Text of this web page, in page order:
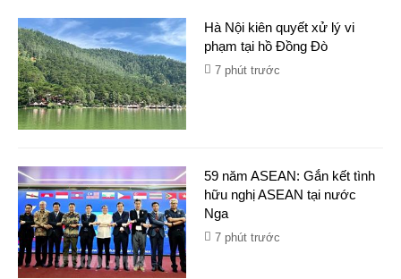
Hà Nội kiên quyết xử lý vi
phạm tại hồ Đồng Đò
7 phút trước
59 năm ASEAN: Gắn kết tình
hữu nghị ASEAN tại nước
Nga
7 phút trước